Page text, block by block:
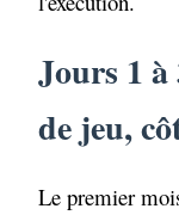
Jours 1
de jeu,
Le premier